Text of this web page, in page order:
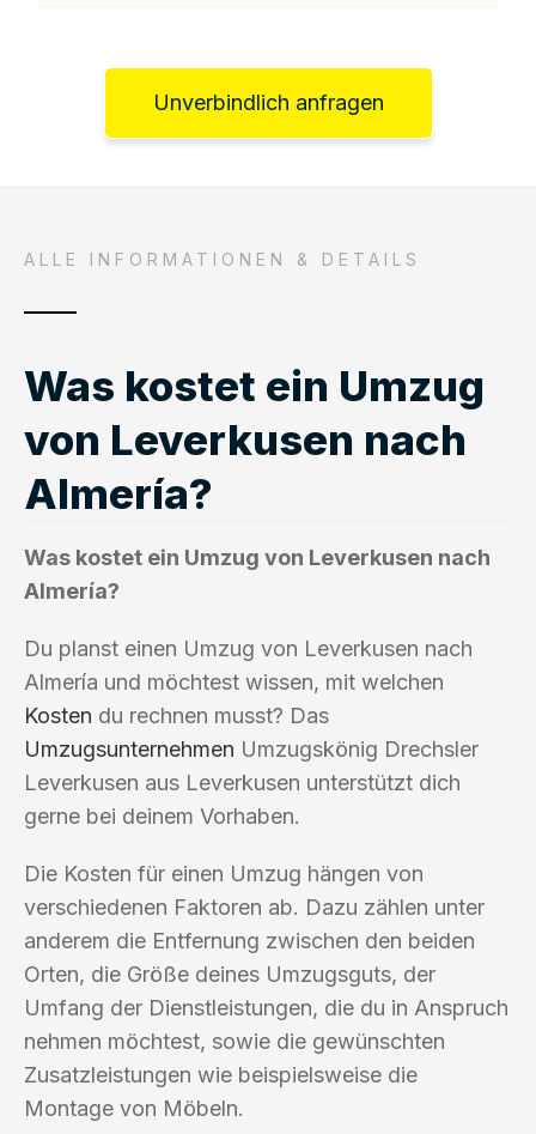
Unverbindlich anfragen
ALLE INFORMATIONEN & DETAILS
Was kostet ein Umzug
von Leverkusen nach
Almería?
Was kostet ein Umzug von Leverkusen nach
Almería?
Du planst einen Umzug von Leverkusen nach
Almería und möchtest wissen, mit welchen
Kosten du rechnen musst? Das
Umzugsunternehmen Umzugskönig Drechsler
Leverkusen aus Leverkusen unterstützt dich
gerne bei deinem Vorhaben.
Die Kosten für einen Umzug hängen von
verschiedenen Faktoren ab. Dazu zählen unter
anderem die Entfernung zwischen den beiden
Orten, die Größe deines Umzugsguts, der
Umfang der Dienstleistungen, die du in Anspruch
nehmen möchtest, sowie die gewünschten
Zusatzleistungen wie beispielsweise die
Montage von Möbeln.